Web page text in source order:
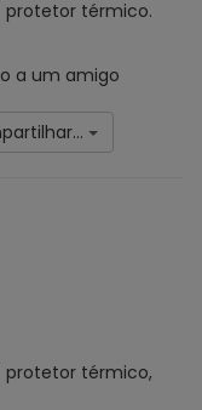
térmico.
a um amigo
térmico,